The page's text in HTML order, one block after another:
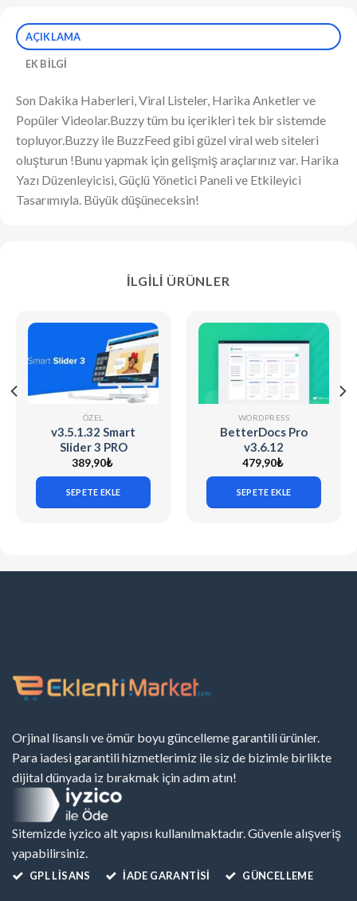
AÇIKLAMA
EK BILGI
Son Dakika Haberleri, Viral Listeler, Harika Anketler ve
Popüler Videolar.Buzzy tüm bu içerikleri tek bir sistemde
topluyor.Buzzy ile BuzzFeed gibi güzel viral web siteleri
oluşturun !Bunu yapmak için gelişmiş araçlarınız var. Harika
Yazı Düzenleyicisi, Güçlü Yönetici Paneli ve Etkileyici
Tasarımıyla. Büyük düşüneceksin!
İLGILI ÜRÜNLER
ÖZEL
v3.5.1.32 Smart
Slider 3 PRO
[WordPress] + 90
Demo Sliders
389,90₺
SEPETE EKLE
WORDPRESS
BetterDocs Pro
v3.6.12
479,90₺
SEPETE EKLE
Orjinal lisanslı ve ömür boyu güncelleme garantili ürünler.
Para iadesi garantili hizmetlerimiz ile siz de bizimle birlikte
dijital dünyada iz bırakmak için adım atın!
Sitemizde iyzico alt yapısı kullanılmaktadır. Güvenle alışveriş
yapabilirsiniz.
GPL LISANS İADE GARANTİSİ GÜNCELLEME